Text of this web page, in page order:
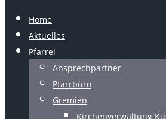
Home
Aktuelles
Pfarrei
Ansprechpartner
Pfarrbüro
Gremien
Kirchenverwaltung